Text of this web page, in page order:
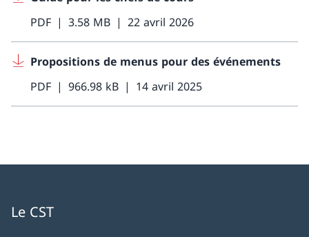
PDF
3.58 MB 22 avril 2026
Propositions de menus pour des événements
PDF
966.98 kB 14 avril 2025
Le CST